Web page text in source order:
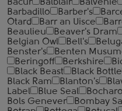
Bacur
Balblair Balvenie
Barbadillo
Barber's
Otard
Barr an Uisce
Beaulieu
Beaver's Dram
Belgian Owl
Bell's
Benster's
Benten
Beringoff
Berkshire
Black Beast
Black Bottle
Black Ram
Blanton's
Label
Blue Seal
Bols Genever
Bombay